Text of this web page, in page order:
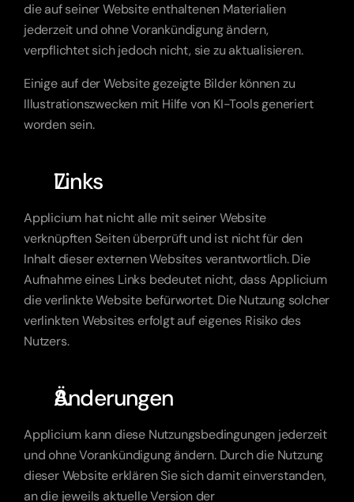
die auf seiner Website enthaltenen Materialien
jederzeit und ohne Vorankündigung ändern,
verpflichtet sich jedoch nicht, sie zu aktualisieren.
Einige auf der Website gezeigte Bilder können zu
Illustrationszwecken mit Hilfe von KI-Tools generiert
worden sein.
Links
Applicium hat nicht alle mit seiner Website
verknüpften Seiten überprüft und ist nicht für den
Inhalt dieser externen Websites verantwortlich. Die
Aufnahme eines Links bedeutet nicht, dass Applicium
die verlinkte Website befürwortet. Die Nutzung solcher
verlinkten Websites erfolgt auf eigenes Risiko des
Nutzers.
Änderungen
Applicium kann diese Nutzungsbedingungen jederzeit
und ohne Vorankündigung ändern. Durch die Nutzung
dieser Website erklären Sie sich damit einverstanden,
an die jeweils aktuelle Version der